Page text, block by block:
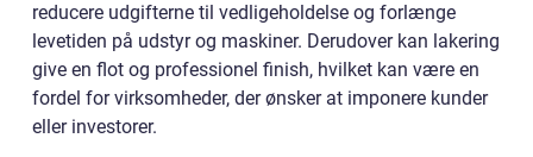
reducere udgifterne til vedligeholdelse og forlænge
levetiden på udstyr og maskiner. Derudover kan lakering
give en flot og professionel finish, hvilket kan være en
fordel for virksomheder, der ønsker at imponere kunder
eller investorer.